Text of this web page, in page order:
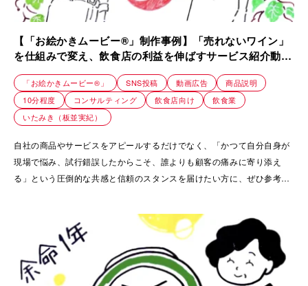
【「お絵かきムービー®」制作事例】「売れないワイン」
を仕組みで変え、飲食店の利益を伸ばすサービス紹介動画
｜株式会社 ZERO DRIVE
「お絵かきムービー®」 SNS投稿 動画広告
商品説明
10分程度
コンサルティング 飲食店向け
飲食業
いたみき（板並実紀）
自社の商品やサービスをアピールするだけでなく、「かつて自分自身が
現場で悩み、試行錯誤したからこそ、誰よりも顧客の痛みに寄り添え
る」という圧倒的な共感と信頼のスタンスを届けたい方に、ぜひ参考に